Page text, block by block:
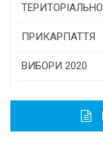
ПРИКАРПАТТЯ
Історична довідка
Районні, міські
ВИБОРИ 2020